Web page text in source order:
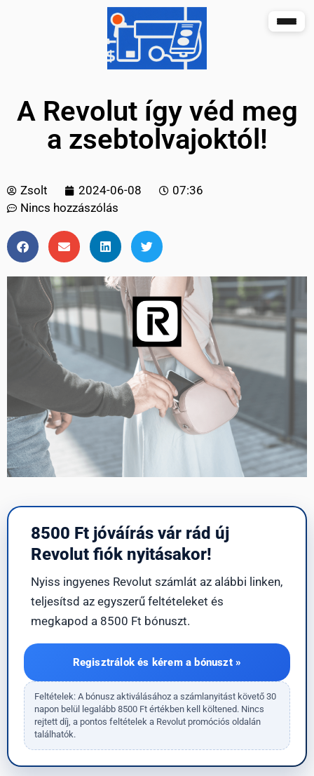
A Revolut így véd meg
a zsebtolvajoktól!
Zsolt 2024-06-08
07:36
Nincs hozzászólás
8500 Ft jóváírás vár rád új
Revolut fiók nyitásakor!
Nyiss ingyenes Revolut számlát az alábbi linken,
teljesítsd az egyszerű feltételeket és
megkapod a 8500 Ft bónuszt.
Regisztrálok és kérem a bónuszt »
Feltételek: A bónusz aktiválásához a számlanyitást követő 30
napon belül legalább 8500 Ft értékben kell költened. Nincs
rejtett díj, a pontos feltételek a Revolut promóciós oldalán
találhatók.